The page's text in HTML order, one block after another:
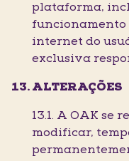
plataforma,
funcionamento
internet do
exclusiva
ALTERAÇÕES
13.1. A OAK se
modificar,